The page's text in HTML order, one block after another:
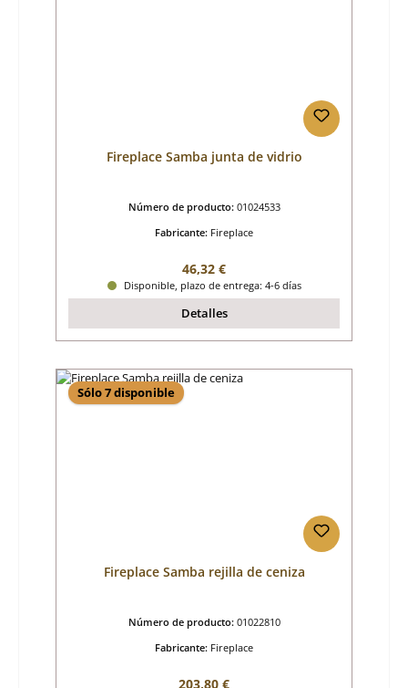
Fireplace Samba junta de vidrio
Número de producto: 01024533
Fabricante: Fireplace
Precio normal:
46,32 €
Disponible, plazo de entrega: 4-6 días
Detalles
Sólo 7 disponible
Fireplace Samba rejilla de ceniza
Número de producto: 01022810
Fabricante: Fireplace
Precio normal:
203,80 €